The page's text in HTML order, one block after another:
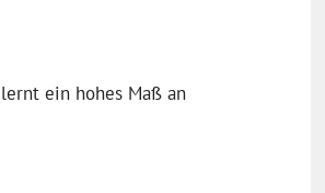
ein hohes Maß an